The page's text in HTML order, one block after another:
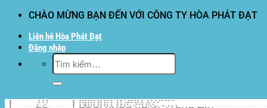
dung
CHÀO MỪNG BẠN ĐẾN VỚI CÔNG TY HÒA PHÁT ĐẠT
Liên hệ Hòa Phát Đạt
Đăng nhập
Tìm
kiếm: